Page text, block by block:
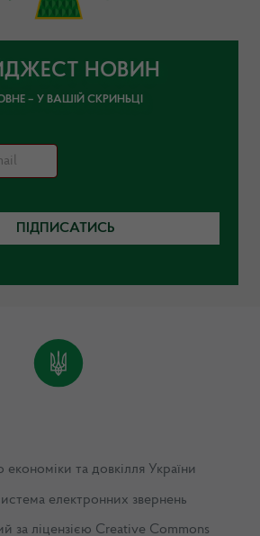
НОВИН
– У ВАШІЙ СКРИНЬЦІ
ПІДПИСАТИСЬ
економіки та довкілля України
електронних звернень
за ліцензією Creative Commons